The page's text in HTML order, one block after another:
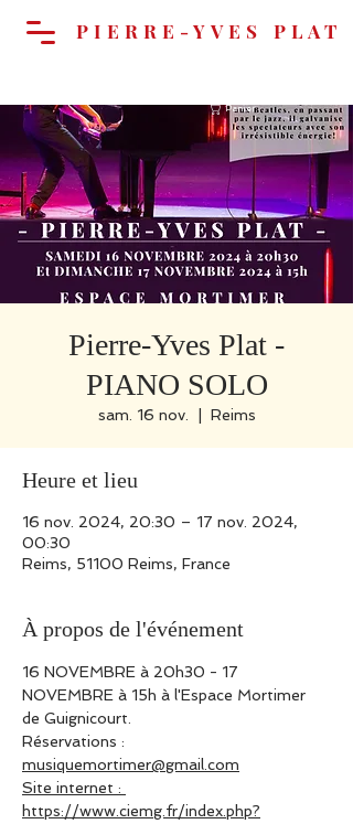
Panier
PIERRE-YVES PLAT
Pierre-Yves Plat -
PIANO SOLO
sam. 16 nov. Reims
Heure et lieu
16 nov. 2024, 20:30 – 17 nov. 2024,
00:30
Reims, 51100 Reims, France
À propos de l'événement
16 NOVEMBRE à 20h30 - 17
NOVEMBRE à 15h à l'Espace Mortimer
de Guignicourt.
Réservations :
musiquemortimer@gmail.com
Site internet :
https://www.ciemg.fr/index.php?